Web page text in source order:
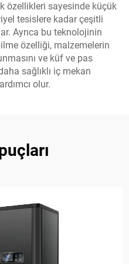
özellikleri sayesinde küçük
tesislere kadar çeşitli
Ayrıca bu teknolojinin
özelliği, malzemelerin
ve küf ve pas
sağlıklı iç mekan
olur.